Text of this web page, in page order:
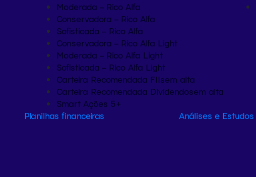
Moderada – Rico Alfa
Conservadora – Rico Alfa
Sofisticada – Rico Alfa
Conservadora – Rico Alfa Light
Moderada – Rico Alfa Light
Sofisticada – Rico Alfa Light
Carteira Recomendada FIIsem alta
Carteira Recomendada Dividendosem alta
Smart Ações 5+
Planilhas financeiras Análises e Estudos